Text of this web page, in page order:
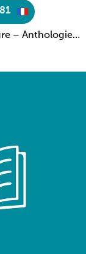
– Anthologie
1re